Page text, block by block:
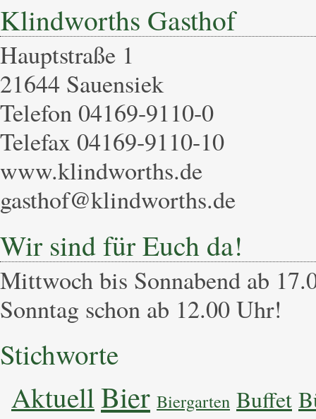
Klindworths Gasthof
Hauptstraße 1
21644 Sauensiek
Telefon 04169-9110-0
Telefax 04169-9110-10
www.klindworths.de
gasthof@klindworths.de
Wir sind für Euch da!
Mittwoch bis Sonnabend ab
Sonntag schon ab 12.00 Uhr!
Stichworte
AktuellBier Biergarten Buffet